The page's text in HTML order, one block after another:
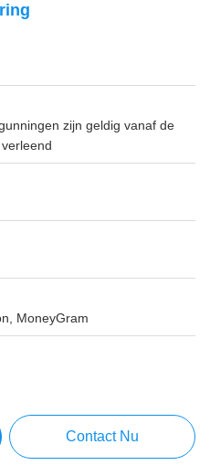
zijn geldig vanaf de
MoneyGram
Contact Nu